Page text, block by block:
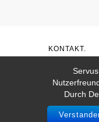
Durch
© Copyright
vorbehalten.
Präsentiert
KONTAKT.